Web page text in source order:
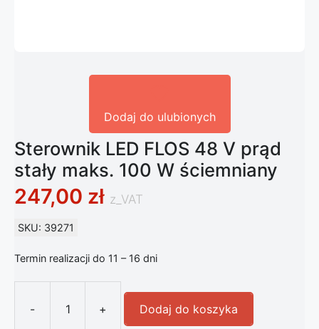
Dodaj do ulubionych
Sterownik LED FLOS 48 V prąd
stały maks. 100 W ściemniany
247,00 zł z_VAT
SKU: 39271
Termin realizacji do 11 – 16 dni
-
ilość Sterownik LED FLOS 48 V
+ Dodaj do koszyka